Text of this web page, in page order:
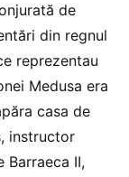
de
din regnul
reprezentau
Medusa era
casa de
instructor
Barraeca II,